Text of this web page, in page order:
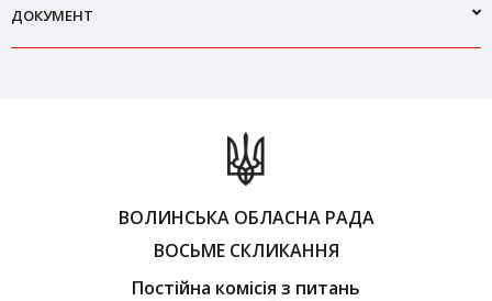
ДОКУМЕНТ
ВОЛИНСЬКА ОБЛАСНА РАДА
ВОСЬМЕ СКЛИКАННЯ
Постійна комісія з питань